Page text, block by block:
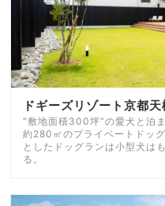
ドギーズリゾート京都天
“敷地面積300坪”の愛犬と泊
約280㎡のプライベートドッ
としたドッグランは小型犬は
る。